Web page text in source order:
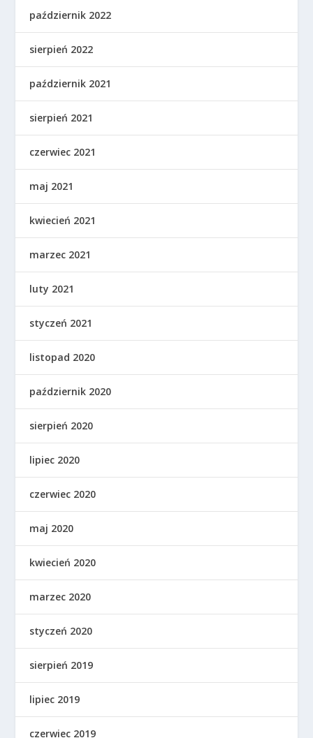
październik 2022
sierpień 2022
październik 2021
sierpień 2021
czerwiec 2021
maj 2021
kwiecień 2021
marzec 2021
luty 2021
styczeń 2021
listopad 2020
październik 2020
sierpień 2020
lipiec 2020
czerwiec 2020
maj 2020
kwiecień 2020
marzec 2020
styczeń 2020
sierpień 2019
lipiec 2019
czerwiec 2019